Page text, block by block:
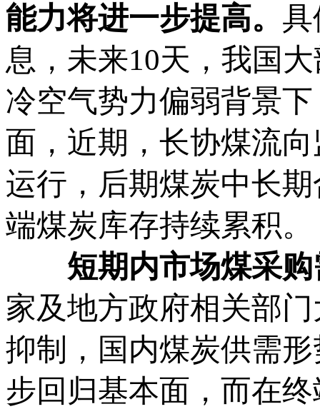
能力将进一步提高。
息，未来10天，我国
冷空气势力偏弱背景
面，近期，长协煤流
运行，后期煤炭中长
端煤炭库存持续累积。
短期内市场煤采购
家及地方政府相关部
抑制，国内煤炭供需
步回归基本面，而在